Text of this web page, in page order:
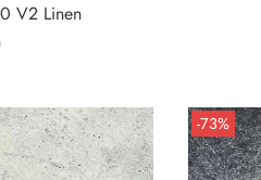
V2 Linen
-73%